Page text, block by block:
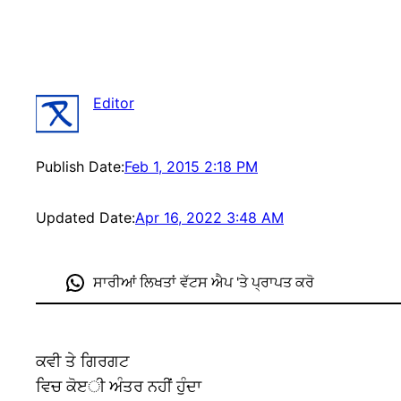
Editor
Publish Date:Feb 1, 2015 2:18 PM
Updated Date:Apr 16, 2022 3:48 AM
ਸਾਰੀਆਂ ਲਿਖਤਾਂ ਵੱਟਸ ਐਪ 'ਤੇ ਪ੍ਰਾਪਤ ਕਰੋ
ਕਵੀ ਤੇ ਗਿਰਗਟ
ਵਿਚ ਕੋੲੀ ਅੰਤਰ ਨਹੀਂ ਹੁੰਦਾ